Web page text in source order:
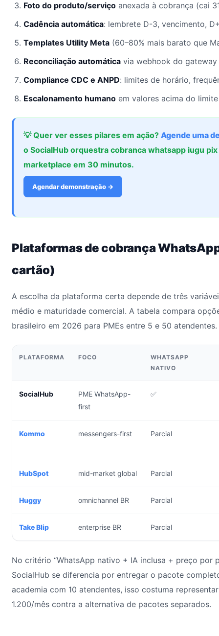
Foto do produto/serviço anexada à cobrança (cai
Cadência automática: lembrete D-3, vencimento,
Templates Utility Meta (60–80% mais barato que
Reconciliação automática via webhook do gateway
Compliance CDC e ANPD: limites de horário,
Escalonamento humano em valores acima do
💡 Quer ver esses pilares em ação? Agende uma
o SocialHub orquestra cobranca whatsapp iugu
marketplace em 30 minutos.
Agendar demonstração →
Plataformas de cobrança
cartão)
A escolha da plataforma certa depende de três
médio e maturidade comercial. A tabela compara
brasileiro em 2026 para PMEs entre 5 e 50 atendentes.
PLATAFORMA FOCO
WHATSAPP
NATIVO
SocialHub
PME WhatsApp-
first
✅
Kommo messengers-first Parcial
HubSpot mid-market global Parcial
Huggy omnichannel BR Parcial
Take Blip enterprise BR Parcial
No critério “WhatsApp nativo + IA inclusa + preço por
SocialHub se diferencia por entregar o pacote
academia com 10 atendentes, isso costuma
1.200/mês contra a alternativa de pacotes separados.